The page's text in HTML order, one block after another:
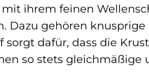
ihrem feinen
Dazu gehören
sorgt dafür, dass die
so stets gleichmäßige